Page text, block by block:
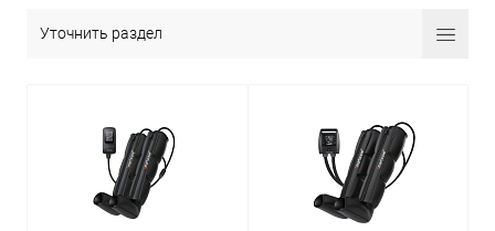
Уточнить раздел